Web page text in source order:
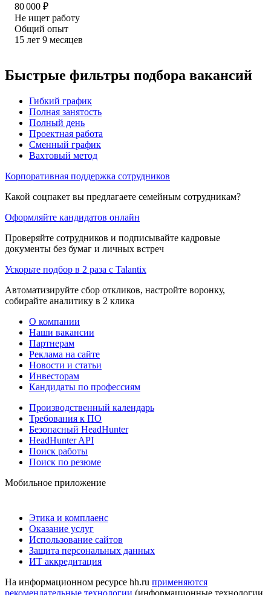
80 000 ₽
Не ищет работу
Общий опыт
15 лет 9 месяцев
Быстрые фильтры подбора вакансий
Гибкий график
Полная занятость
Полный день
Проектная работа
Сменный график
Вахтовый метод
Корпоративная поддержка сотрудников
Какой соцпакет вы предлагаете семейным сотрудникам?
Оформляйте кандидатов онлайн
Проверяйте сотрудников и подписывайте кадровые
документы без бумаг и личных встреч
Ускорьте подбор в 2 раза с Talantix
Автоматизируйте сбор откликов, настройте воронку,
собирайте аналитику в 2 клика
О компании
Наши вакансии
Партнерам
Реклама на сайте
Новости и статьи
Инвесторам
Кандидаты по профессиям
Производственный календарь
Требования к ПО
Безопасный HeadHunter
HeadHunter API
Поиск работы
Поиск по резюме
Мобильное приложение
Этика и комплаенс
Оказание услуг
Использование сайтов
Защита персональных данных
ИТ аккредитация
На информационном ресурсе hh.ru применяются
рекомендательные технологии (информационные технологии